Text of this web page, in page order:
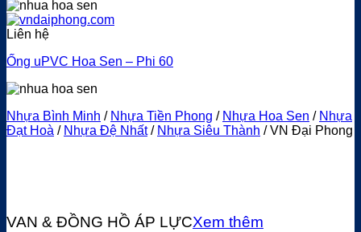
Liên hệ
Ống uPVC Hoa Sen – Phi 60
Nhựa Bình Minh / Nhựa Tiền Phong / Nhựa Hoa Sen / Nhựa
Đạt Hoà / Nhựa Đệ Nhất/ Nhựa Siêu Thành / VN Đại Phong
VAN & ĐỒNG HỒ ÁP LỰCXem thêm